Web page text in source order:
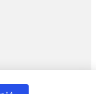
przezWeblio